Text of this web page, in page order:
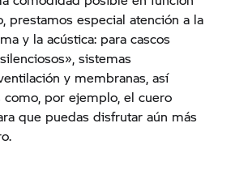
prestamos especial atención a la
y la acústica: para cascos
sistemas
y membranas, así
por ejemplo, el cuero
que puedas disfrutar aún más